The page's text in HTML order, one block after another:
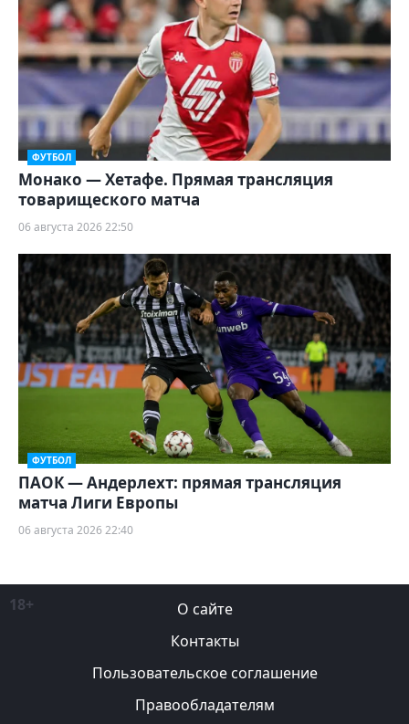
ФУТБОЛ
Монако — Хетафе. Прямая трансляция
товарищеского матча
06 августа 2026 22:50
ФУТБОЛ
ПАОК — Андерлехт: прямая трансляция
матча Лиги Европы
06 августа 2026 22:40
18+
О сайте
Контакты
Пользовательское соглашение
Правообладателям